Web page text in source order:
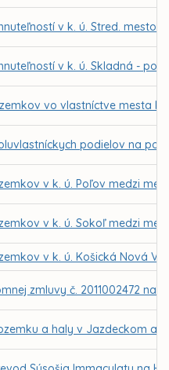
v k. ú. Stred. mesto
v k. ú. Skladná -
vo vlastníctve mesta
podielov na
v k. ú. Poľov medzi
v k. ú. Sokoľ medzi
v k. ú. Košická Nová
zmluvy č. 2011002472 na
a haly v Jazdeckom